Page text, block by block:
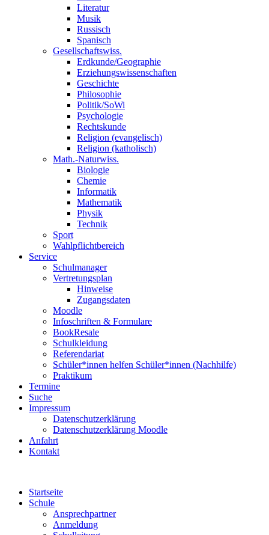
Literatur
Musik
Russisch
Spanisch
Gesellschaftswiss.
Erdkunde/Geographie
Erziehungswissenschaften
Geschichte
Philosophie
Politik/SoWi
Psychologie
Rechtskunde
Religion (evangelisch)
Religion (katholisch)
Math.-Naturwiss.
Biologie
Chemie
Informatik
Mathematik
Physik
Technik
Sport
Wahlpflichtbereich
Service
Schulmanager
Vertretungsplan
Hinweise
Zugangsdaten
Moodle
Infoschriften & Formulare
BookResale
Schulkleidung
Referendariat
Schüler*innen helfen Schüler*innen (Nachhilfe)
Praktikum
Termine
Suche
Impressum
Datenschutzerklärung
Datenschutzerklärung Moodle
Anfahrt
Kontakt
Startseite
Schule
Ansprechpartner
Anmeldung